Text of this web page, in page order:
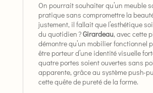
On pourrait souhaiter qu’un meuble
pratique sans compromettre la
justement, il fallait que l’esthétique
du quotidien ?Girardeau, avec cette
démontre qu’un mobilier fonctionnel
être porteur d’une identité visuelle
quatre portes soient ouvertes sans
apparente, grâce au système push-
cette quête de pureté de la forme.